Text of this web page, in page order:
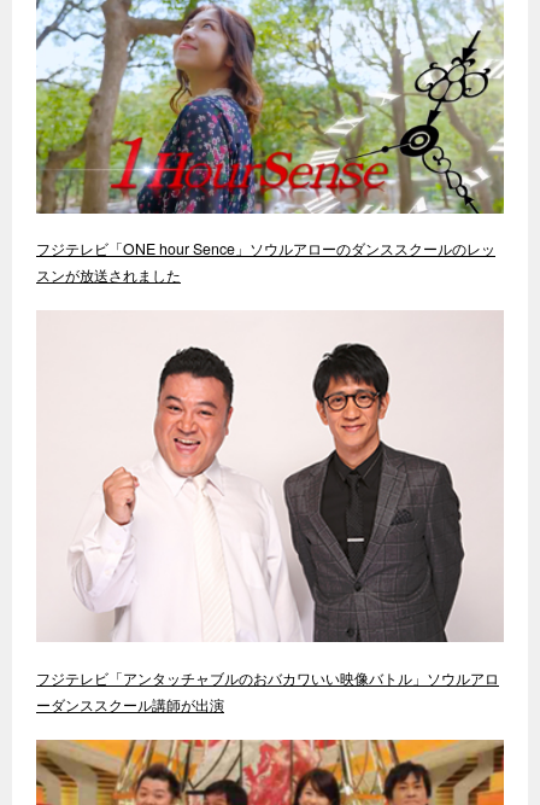
フジテレビ「ONE hour Sence」ソウルアローのダンススクールのレッ
スンが放送されました
フジテレビ「アンタッチャブルのおバカワいい映像バトル」ソウルアロ
ーダンススクール講師が出演